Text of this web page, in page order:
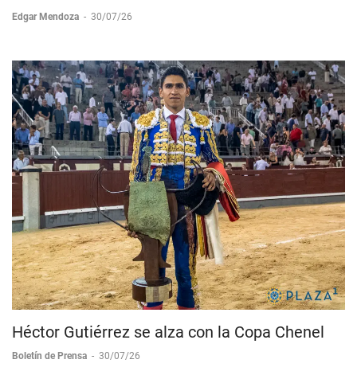
Edgar Mendoza - 30/07/26
Héctor Gutiérrez se alza con la Copa Chenel
Boletín de Prensa - 30/07/26